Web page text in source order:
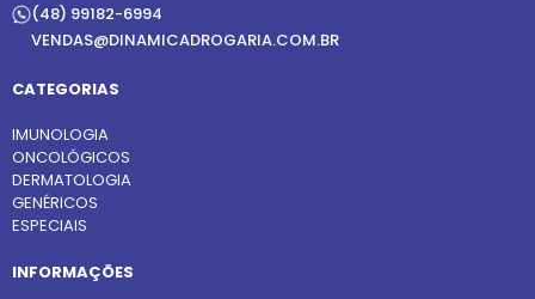
(48) 99182-6994
VENDAS@DINAMICADROGARIA.COM.BR
CATEGORIAS
IMUNOLOGIA
ONCOLÓGICOS
DERMATOLOGIA
GENÉRICOS
ESPECIAIS
INFORMAÇÕES